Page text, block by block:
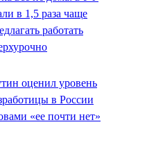
в 1,5 раза чаще
работать
оценил уровень
в России
«ее почти нет»